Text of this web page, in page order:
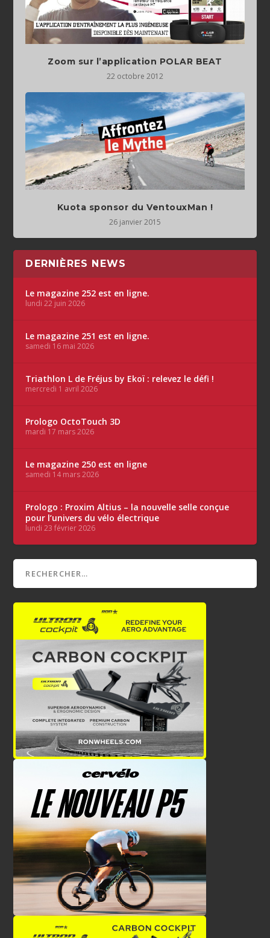
Zoom sur l’application POLAR BEAT
22 octobre 2012
Kuota sponsor du VentouxMan !
26 janvier 2015
DERNIÈRES NEWS
Le magazine 252 est en ligne.
lundi 22 juin 2026
Le magazine 251 est en ligne.
samedi 16 mai 2026
Triathlon L de Fréjus by Ekoï : relevez le défi !
mercredi 1 avril 2026
Prologo OctoTouch 3D
mardi 17 mars 2026
Le magazine 250 est en ligne
samedi 14 mars 2026
Prologo : Proxim Altius – la nouvelle selle conçue
pour l’univers du vélo électrique
lundi 23 février 2026